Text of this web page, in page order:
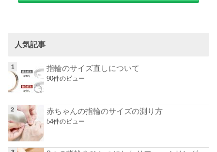
人気記事
指輪のサイズ直しについて
90件のビュー
赤ちゃんの指輪のサイズの測り方
54件のビュー